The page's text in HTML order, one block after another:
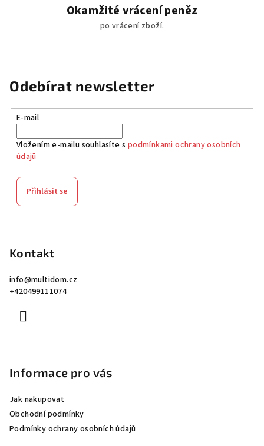
Okamžité vrácení peněz
po vrácení zboží.
Odebírat newsletter
E-mail
Vložením e-mailu souhlasíte s podmínkami ochrany osobních
údajů
Přihlásit se
Kontakt
info@multidom.cz
+420499111074
Informace pro vás
Jak nakupovat
Obchodní podmínky
Podmínky ochrany osobních údajů